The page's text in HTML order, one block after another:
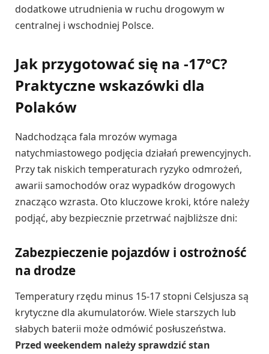
dodatkowe utrudnienia w ruchu drogowym w
centralnej i wschodniej Polsce.
Jak przygotować się na -17°C?
Praktyczne wskazówki dla
Polaków
Nadchodząca fala mrozów wymaga
natychmiastowego podjęcia działań prewencyjnych.
Przy tak niskich temperaturach ryzyko odmrożeń,
awarii samochodów oraz wypadków drogowych
znacząco wzrasta. Oto kluczowe kroki, które należy
podjąć, aby bezpiecznie przetrwać najbliższe dni:
Zabezpieczenie pojazdów i ostrożność
na drodze
Temperatury rzędu minus 15-17 stopni Celsjusza są
krytyczne dla akumulatorów. Wiele starszych lub
słabych baterii może odmówić posłuszeństwa.
Przed weekendem należy sprawdzić stan